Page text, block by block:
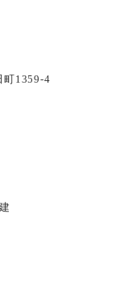
1359-4